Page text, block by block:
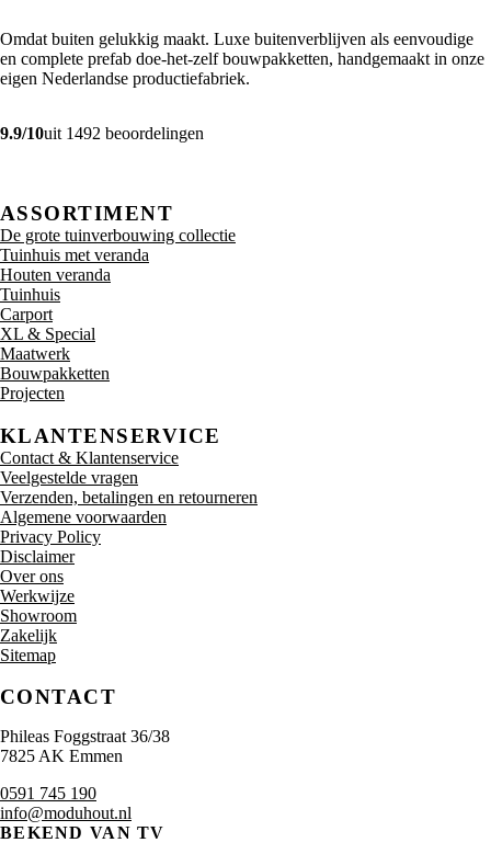
Omdat buiten gelukkig maakt. Luxe buitenverblijven als eenvoudige
en complete prefab doe-het-zelf bouwpakketten, handgemaakt in onze
eigen Nederlandse productiefabriek.
9.9/10uit 1492 beoordelingen
ASSORTIMENT
De grote tuinverbouwing collectie
Tuinhuis met veranda
Houten veranda
Tuinhuis
Carport
XL & Special
Maatwerk
Bouwpakketten
Projecten
KLANTENSERVICE
Contact & Klantenservice
Veelgestelde vragen
Verzenden, betalingen en retourneren
Algemene voorwaarden
Privacy Policy
Disclaimer
Over ons
Werkwijze
Showroom
Zakelijk
Sitemap
CONTACT
Phileas Foggstraat 36/38
7825 AK Emmen
0591 745 190
info@moduhout.nl
BEKEND VAN TV